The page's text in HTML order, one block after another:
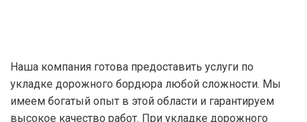
Наша компания готова предоставить услуги по
укладке дорожного бордюра любой сложности. Мы
имеем богатый опыт в этой области и гарантируем
высокое качество работ. При укладке дорожного